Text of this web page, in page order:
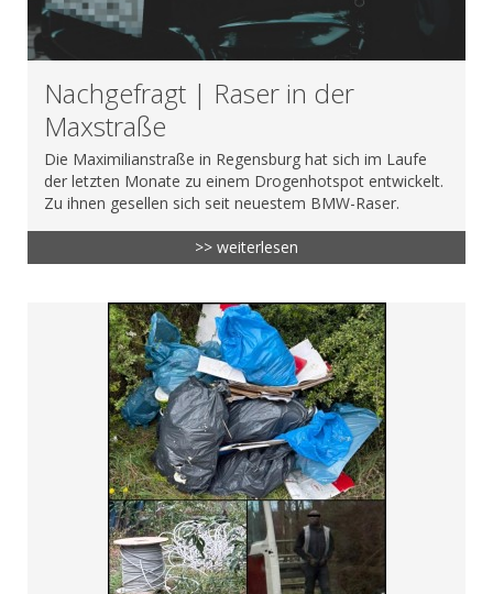
Nachgefragt | Raser in der
Maxstraße
Die Maximilianstraße in Regensburg hat sich im Laufe
der letzten Monate zu einem Drogenhotspot entwickelt.
Zu ihnen gesellen sich seit neuestem BMW-Raser.
>> weiterlesen